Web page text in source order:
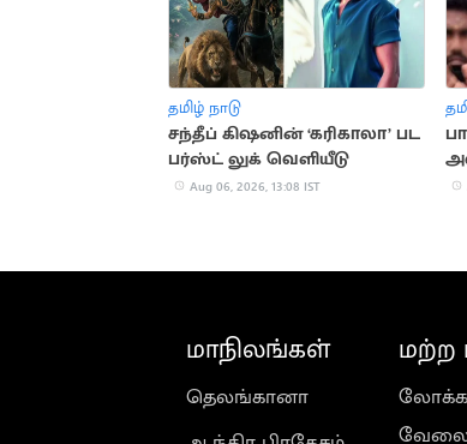
தமிழ் நாடு
சந்தீப் கிஷனின் ‘கரிகாலா’ பட
பர்ஸ்ட் லுக் வெளியீடு
Aug 06, 2026, 13:08 IST
மாநிலங்கள்
தெலங்கானா
மற்ற